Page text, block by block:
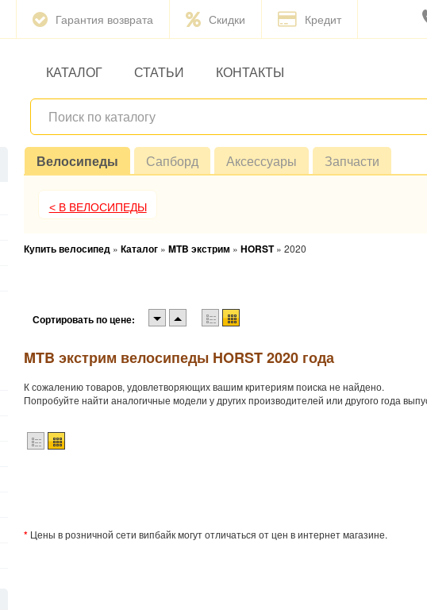
Гарантия возврата Скидки Кредит
КАТАЛОГ СТАТЬИ КОНТАКТЫ
Велосипеды Сапборд Аксессуары Запчасти
< В ВЕЛОСИПЕДЫ
Купить велосипед » Каталог » MTB экстрим » HORST » 2020
Сортировать по цене:
MTB экстрим велосипеды HORST 2020 года
К сожалению товаров, удовлетворяющих вашим критериям поиска не найдено.
Попробуйте найти аналогичные модели у других производителей или другого года
* Цены в розничной сети випбайк могут отличаться от цен в интернет магазине.